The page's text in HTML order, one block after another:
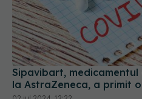
Sipavibart, medicamentul
la AstraZeneca, a primit